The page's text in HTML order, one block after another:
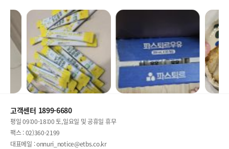
고객센터 1899-6680
평일 09:00-18:00 토,일요일 및 공휴일 휴무
팩스 : 02)360-2199
대표메일 : onnuri_notice@etbs.co.kr